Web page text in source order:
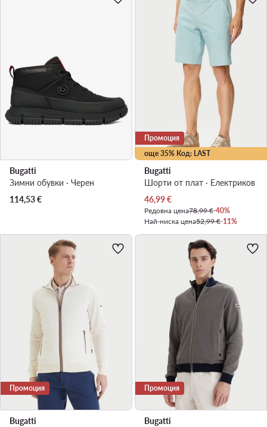
Bugatti
Зимни обувки · Черен
114,53€
още 35% Код: LAST
Промоция
Bugatti
Шорти от плат · Електриков
Актуална цена
46,99€
Редовна цена78,99 €-40%
Най-ниска цена52,99 €-11%
Промоция
Bugatti
Промоция
Bugatti